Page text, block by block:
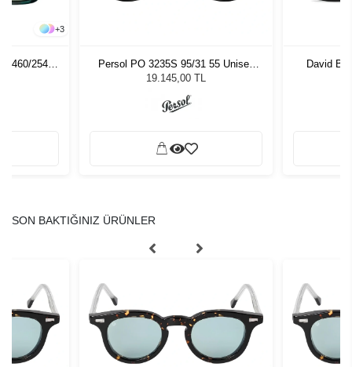
+3
3460/254
Persol PO 3235S 95/31 55 Unisex
Güneş Gözlüğü
19.145,00 TL
David
SON BAKTIĞINIZ ÜRÜNLER